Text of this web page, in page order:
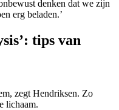
denken dat we zijn
erg beladen.’
tips van
zegt Hendriksen. Zo
lichaam.